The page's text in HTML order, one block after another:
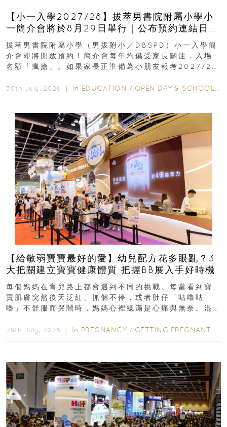
【小一入學2027/28】拔萃男書院附屬小學小
一簡介會將於8月29日舉行｜公布預約連結日期
｜更設有網上重溫
拔萃男書院附屬小學（男拔附小／DBSPD）小一入學簡
介會即將開放預約！簡介會每年均備受家長關注，入場
名額「瘋搶」。如果家長正準備為小朋友報考2027/28
30th July, 2026 ｜ In EDUCATION / OPEN DAY & SCHOOL EVENTS
【給敏弱寶寶最好的愛】幼兒配方花多眼亂？3
大把關建立寶寶健康體質 把握BB展入手好時機
每個媽媽在育兒路上都會遇到不同的挑戰。每當看到寶
寶肌膚突然後天泛紅、抓個不停，或者肚仔「咕嚕咕
嚕」不舒服而哭鬧時，媽媽心裡總滿是心痛與無奈。混
29th July, 2026 ｜ In PREGNANCY / GETTING PREGNANT